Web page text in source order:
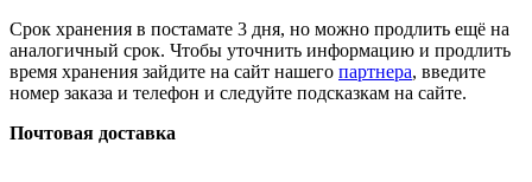
Срок хранения в постамате 3 дня, но можно продлить ещё на
аналогичный срок. Чтобы уточнить информацию и продлить
время хранения зайдите на сайт нашего партнера, введите
номер заказа и телефон и следуйте подсказкам на сайте.
Почтовая доставка